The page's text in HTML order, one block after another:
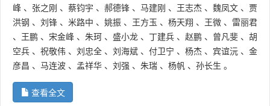
峰 、 张之刚 、 蔡钧宇 、 郝德锋 、 马建刚 、 王志杰 、 魏凤文 、 贾
洪钢 、 刘锋 、 米路中 、 姚振 、 王方玉 、 杨天翔 、 王微 、 雷丽君
、 王鹏 、 宋金峰 、 朱珂 、 盛小龙 、 丁建兵 、 赵鹏 、 曾凡斐 、 胡
空兵 、 祝敬伟 、 刘忠全 、 刘海斌 、 付卫宁 、 杨杰 、 宾谊沅 、 金
彦昌 、 马连波 、 孟祥华 、 刘强 、 朱瑞 、 杨帆 、 孙长生 。
查看全文